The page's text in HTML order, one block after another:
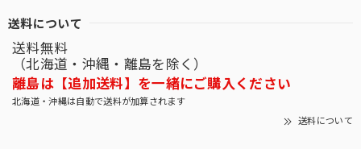
送料について
送料無料
（北海道・沖縄・離島を除く）
離島は【追加送料】を一緒にご購入ください
北海道・沖縄は自動で送料が加算されます
送料について